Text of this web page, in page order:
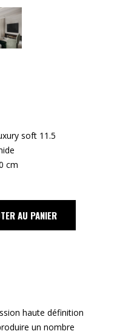
soft 11.5
cm
AU PANIER
haute définition
un nombre